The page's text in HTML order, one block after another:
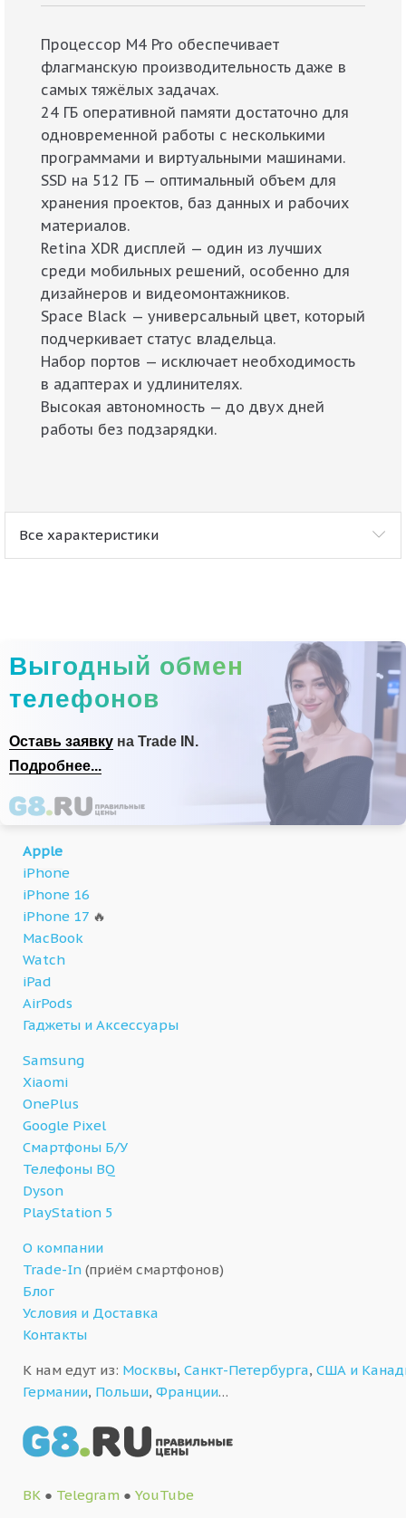
Процессор M4 Pro обеспечивает
флагманскую производительность даже в
самых тяжёлых задачах.
24 ГБ оперативной памяти достаточно для
одновременной работы с несколькими
программами и виртуальными машинами.
SSD на 512 ГБ — оптимальный объем для
хранения проектов, баз данных и рабочих
материалов.
Retina XDR дисплей — один из лучших
среди мобильных решений, особенно для
дизайнеров и видеомонтажников.
Space Black — универсальный цвет, который
подчеркивает статус владельца.
Набор портов — исключает необходимость
в адаптерах и удлинителях.
Высокая автономность — до двух дней
работы без подзарядки.
Все характеристики
Выгодный обмен
телефонов
Оставь заявку на Trade IN.
Подробнее...
Apple
iPhone
iPhone 16
iPhone 17 🔥
MacBook
Watch
iPad
AirPods
Гаджеты и Аксессуары
Samsung
Xiaomi
OnePlus
Google Pixel
Смартфоны Б/У
Телефоны BQ
Dyson
PlayStation 5
О компании
Trade-In (приём смартфонов)
Блог
Условия и Доставка
Контакты
К нам едут из: Москвы, Санкт-Петербурга, США и
Германии, Польши, Франции…
ВК ● Telegram ● YouTube